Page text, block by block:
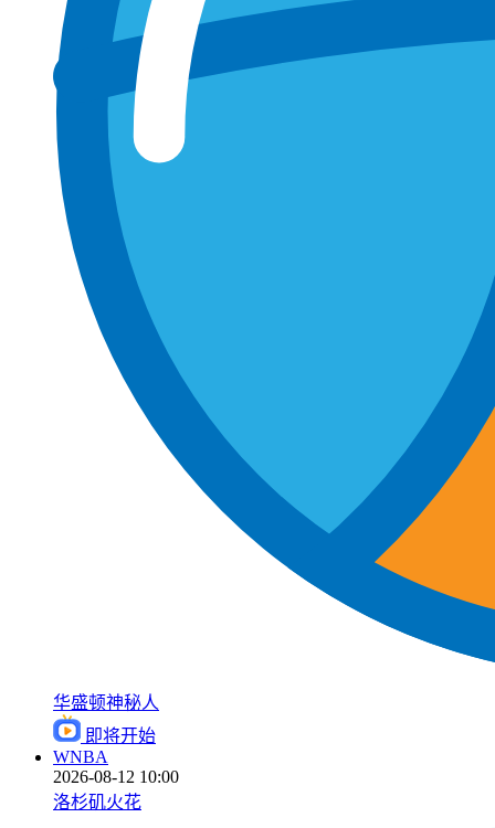
华盛顿神秘人
即将开始
WNBA
2026-08-12 10:00
洛杉矶火花